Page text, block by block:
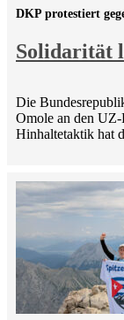
Solidarität
DKP protestiert
Die
Omole an den
Hinhaltetaktik hat